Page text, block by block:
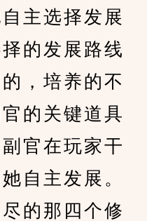
主选择发展
的发展路线
，培养的不
的关键道具
官在玩家干
自主发展。
的那四个修